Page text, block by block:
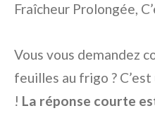
Fraîcheur Prolongée,
Vous vous demandez
feuilles au frigo ?
! La réponse courte